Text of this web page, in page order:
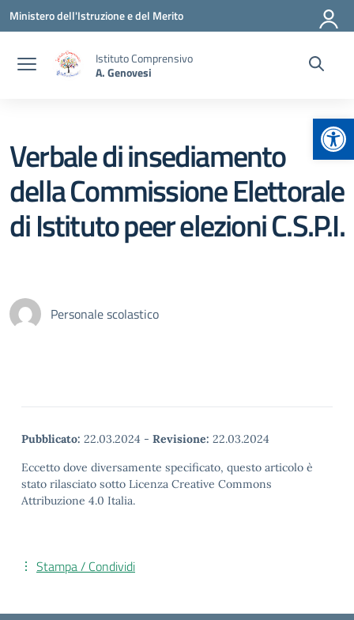
Vai ai contenuti
Vai al menu di navigazione
Vai al footer
Ministero dell'Istruzione e del Merito
Istituto Comprensivo
A. Genovesi
Verbale di insediamento
della Commissione Elettorale
di Istituto peer elezioni C.S.P.I.
Personale scolastico
Pubblicato: 22.03.2024 - Revisione: 22.03.2024
Eccetto dove diversamente specificato, questo articolo è
stato rilasciato sotto Licenza Creative Commons
Attribuzione 4.0 Italia.
Stampa / Condividi